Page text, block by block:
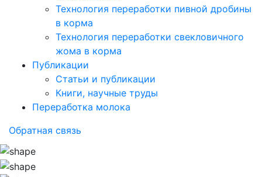
Технология переработки пивной дробины
в корма
Технология переработки свекловичного
жома в корма
Публикации
Статьи и публикации
Книги, научные труды
Переработка молока
Обратная связь